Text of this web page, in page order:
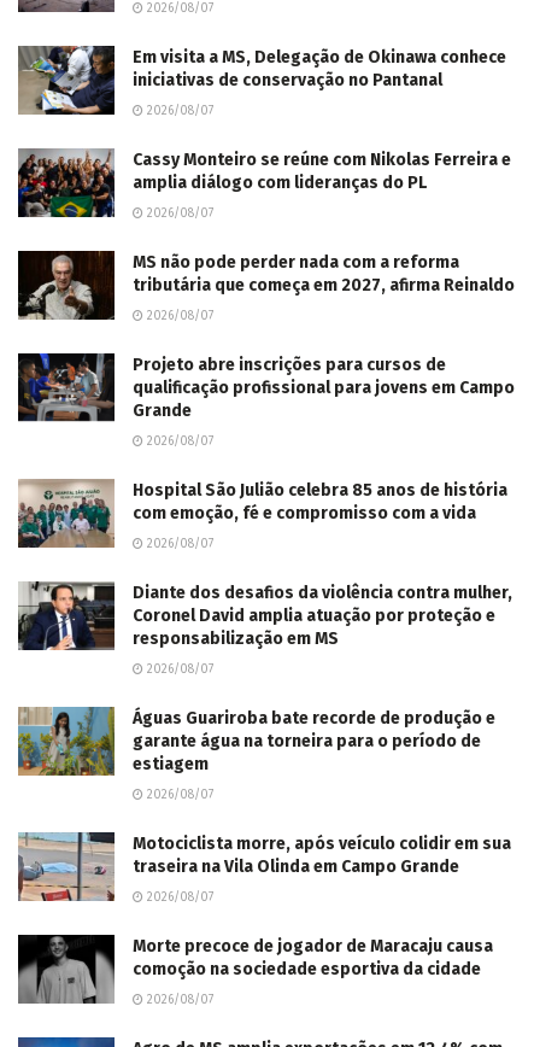
2026/08/07
Em visita a MS, Delegação de Okinawa conhece
iniciativas de conservação no Pantanal
2026/08/07
Cassy Monteiro se reúne com Nikolas Ferreira e
amplia diálogo com lideranças do PL
2026/08/07
MS não pode perder nada com a reforma
tributária que começa em 2027, afirma Reinaldo
2026/08/07
Projeto abre inscrições para cursos de
qualificação profissional para jovens em Campo
Grande
2026/08/07
Hospital São Julião celebra 85 anos de história
com emoção, fé e compromisso com a vida
2026/08/07
Diante dos desafios da violência contra mulher,
Coronel David amplia atuação por proteção e
responsabilização em MS
2026/08/07
Águas Guariroba bate recorde de produção e
garante água na torneira para o período de
estiagem
2026/08/07
Motociclista morre, após veículo colidir em sua
traseira na Vila Olinda em Campo Grande
2026/08/07
Morte precoce de jogador de Maracaju causa
comoção na sociedade esportiva da cidade
2026/08/07